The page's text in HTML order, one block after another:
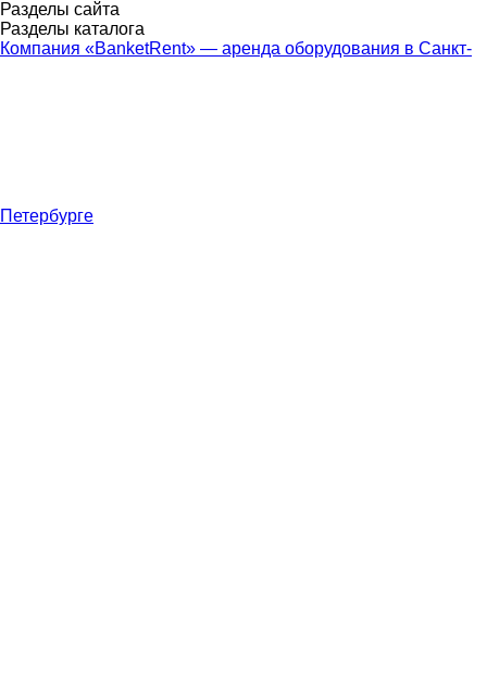
Разделы сайта
Разделы каталога
Компания «BanketRent» — аренда оборудования в Санкт-
Петербурге